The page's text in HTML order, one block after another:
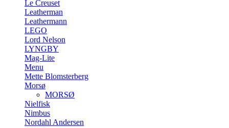
Le Creuset
Leatherman
Leathermann
LEGO
Lord Nelson
LYNGBY
Mag-Lite
Menu
Mette Blomsterberg
Morsø
MORSØ
Nielfisk
Nimbus
Nordahl Andersen